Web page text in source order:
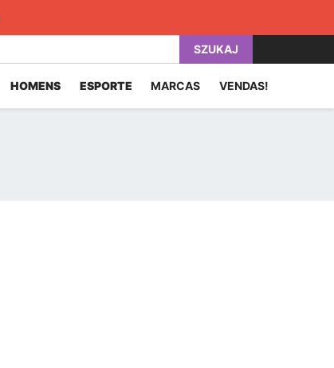
SZUKAJ
HOMENS ESPORTE MARCAS VENDAS!